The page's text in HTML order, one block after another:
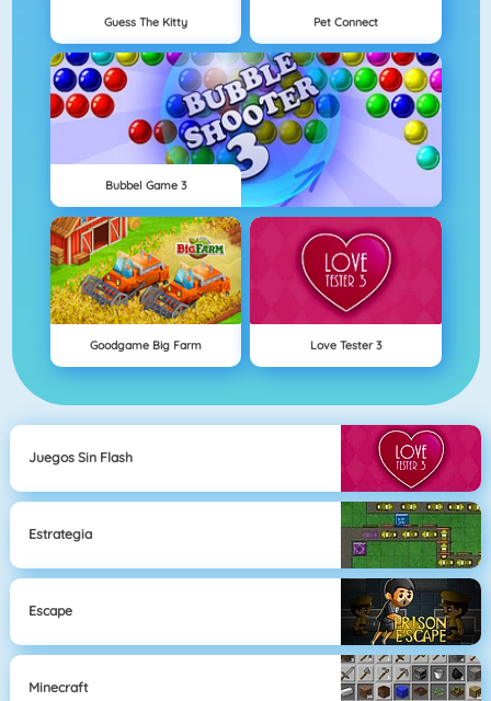
Guess The Kitty Pet Connect
Bubbel Game 3
Goodgame Big Farm Love Tester 3
Juegos Sin Flash
Estrategia
Escape
Minecraft